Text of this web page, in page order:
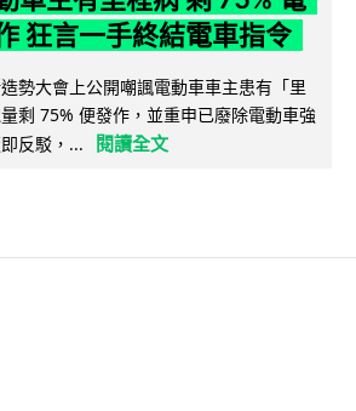
狂言一手終結電車指令
勢大會上公開嘲諷電動車車主患有「里
剩 75% 便發作，並重申已廢除電動車強
反駁，...
閱讀全文